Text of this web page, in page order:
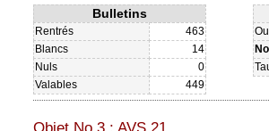
Bulletins
Rentrés 463
Blancs
14
Nuls
0
Valables
449
Objet No 3 : AVS 21